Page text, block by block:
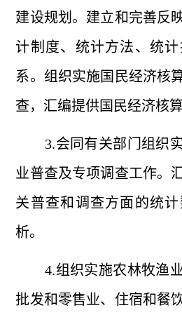
建设规划。建立和完善反
计制度、统计方法、统
系。组织实施国民经济核
查，汇编提供国民经济核算
3.会同有关部门组织
业普查及专项调查工作。
关普查和调查方面的统
析。
4.组织实施农林牧渔
批发和零售业、住宿和餐